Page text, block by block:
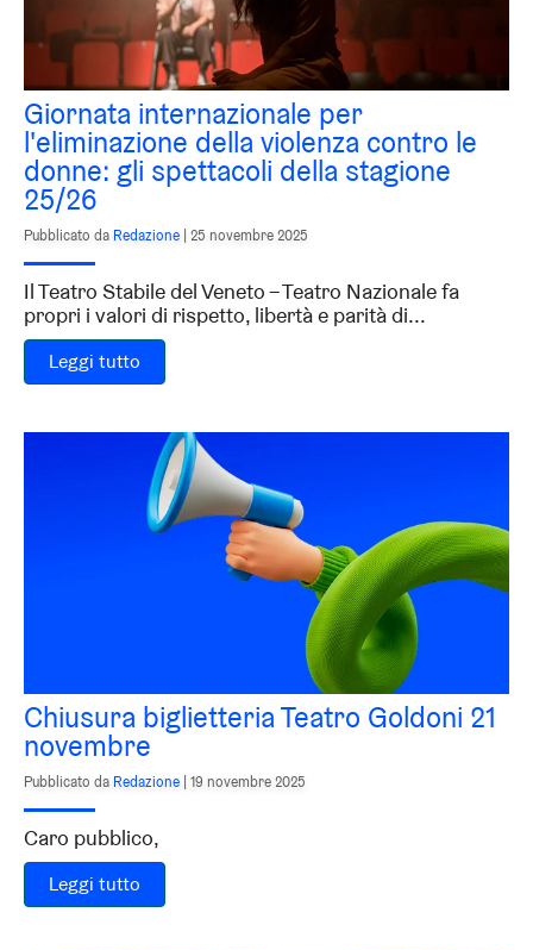
Giornata internazionale per
l'eliminazione della violenza contro le
donne: gli spettacoli della stagione
25/26
Pubblicato da Redazione 25 novembre 2025
Il Teatro Stabile del Veneto – Teatro Nazionale fa
propri i valori di rispetto, libertà e parità di...
Leggi tutto
Chiusura biglietteria Teatro Goldoni 21
novembre
Pubblicato da Redazione 19 novembre 2025
Caro pubblico,
Leggi tutto